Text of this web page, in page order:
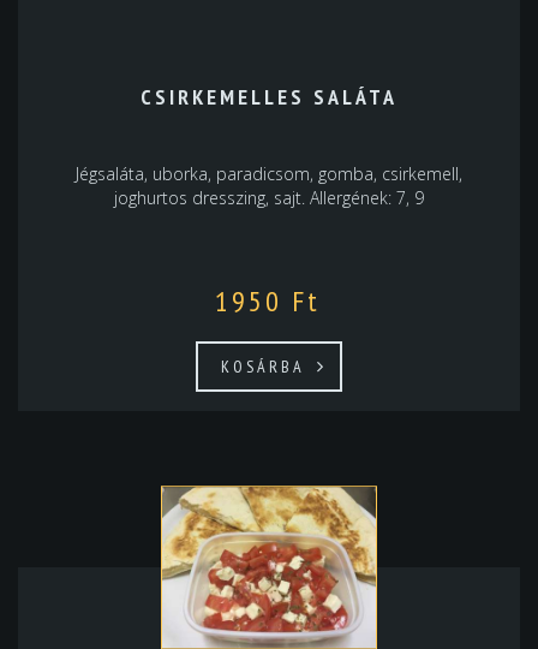
CSIRKEMELLES SALÁTA
Jégsaláta, uborka, paradicsom, gomba, csirkemell,
joghurtos dresszing, sajt. Allergének: 7, 9
1950 Ft
KOSÁRBA